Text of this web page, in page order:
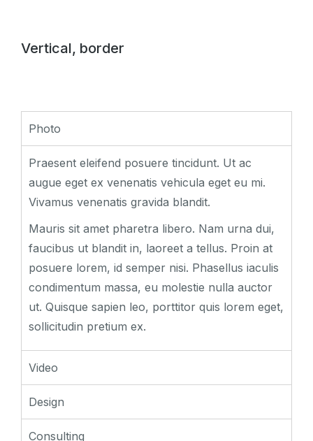
Vertical, border
Photo
Praesent eleifend posuere tincidunt. Ut ac
augue eget ex venenatis vehicula eget eu mi.
Vivamus venenatis gravida blandit.
Mauris sit amet pharetra libero. Nam urna dui,
faucibus ut blandit in, laoreet a tellus. Proin at
posuere lorem, id semper nisi. Phasellus iaculis
condimentum massa, eu molestie nulla auctor
ut. Quisque sapien leo, porttitor quis lorem eget,
sollicitudin pretium ex.
Video
Design
Consulting